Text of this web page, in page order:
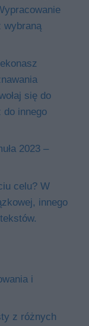
wybraną
się do
do innego
2023 –
celu? W
innego
i
z różnych